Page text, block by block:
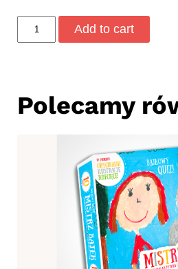
(Nie)znane
życie
quantity
Add to cart
Polecamy